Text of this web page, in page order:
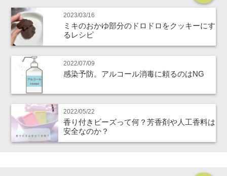
2023/03/16
ミキのおかゆ部分のドロドロをクッキーにす
るレシピ
2022/07/09
感染予防。アルコール消毒に頼るのはNG
2022/05/22
香り付きビーズって何？芳香剤や人工香料は
安全なのか？